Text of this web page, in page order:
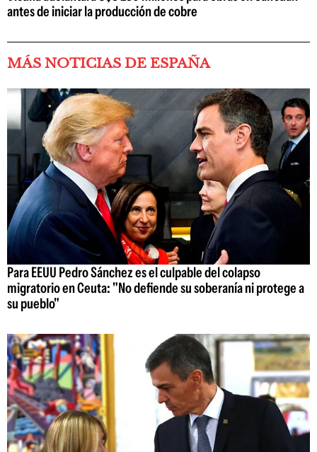
antes de iniciar la producción de cobre
MÁS NOTICIAS DE ESPAÑA
Para EEUU Pedro Sánchez es el culpable del colapso
migratorio en Ceuta: "No defiende su soberanía ni protege a
su pueblo"